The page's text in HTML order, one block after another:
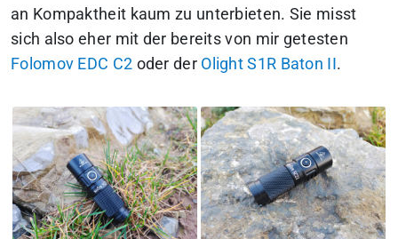
an Kompaktheit kaum zu unterbieten. Sie misst
sich also eher mit der bereits von mir getesten
Folomov EDC C2 oder der Olight S1R Baton II .